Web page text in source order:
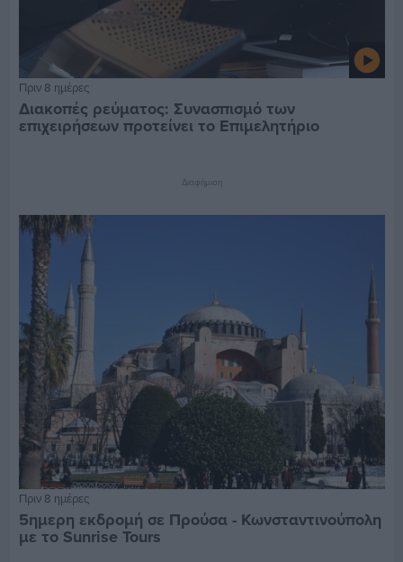
Πριν 8 ημέρες
Διακοπές ρεύματος: Συνασπισμό των
επιχειρήσεων προτείνει το Επιμελητήριο
Διαφήμιση
Πριν 8 ημέρες
5ημερη εκδρομή σε Προύσα - Κωνσταντινούπολη
με το Sunrise Tours